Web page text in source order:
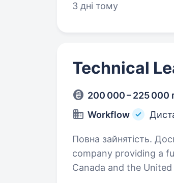
3 дні тому
Technical
200 000 – 225 000
Workflow
Повна зайнятість. Досвід роботи
company providing a
Canada and the